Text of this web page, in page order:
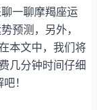
一聊摩羯座运
预测，另外，
本文中，我们将
几分钟时间仔细
！